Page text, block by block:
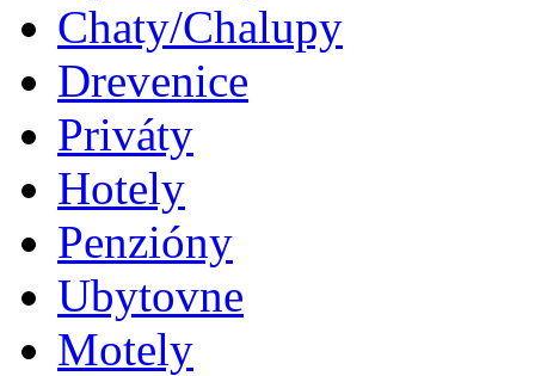
Chaty/Chalupy
Drevenice
Priváty
Hotely
Penzióny
Ubytovne
Motely